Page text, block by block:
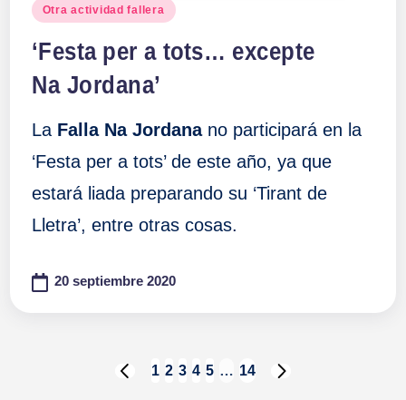
Publicado
Otra actividad fallera
‘Festa per a tots… excepte
Na Jordana’
La Falla Na Jordanano participará en la
‘Festa per a tots’ de este año, ya que
estará liada preparando su ‘Tirant de
Lletra’, entre otras cosas.
20 septiembre 2020
Paginación
PÁGINA
1 2 3 4 5 … 14